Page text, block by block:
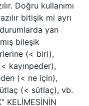
Doğru kullanımı
bitişik mi ayrı
yan
bileşik
(< biri),
kayınpeder),
(< ne için),
(< sütlaç), vb.
​​KELİMESİNİN